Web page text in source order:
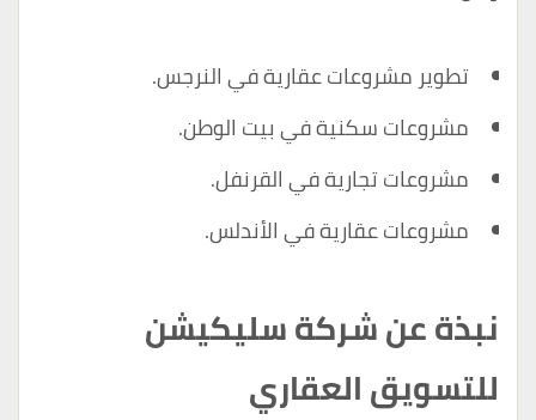
تطوير مشروعات عقارية في النرجس.
مشروعات سكنية في بيت الوطن.
مشروعات تجارية في القرنفل.
مشروعات عقارية في الأندلس.
نبذة عن شركة سليكيشن
للتسويق العقاري